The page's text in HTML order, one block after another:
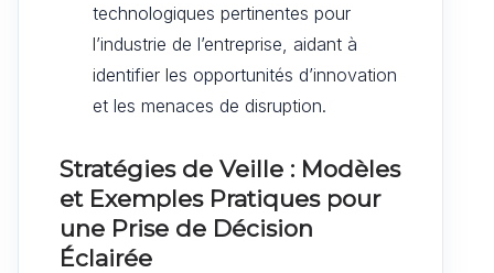
technologiques pertinentes pour
l’industrie de l’entreprise, aidant à
identifier les opportunités d’innovation
et les menaces de disruption.
Stratégies de Veille : Modèles
et Exemples Pratiques pour
une Prise de Décision
Éclairée